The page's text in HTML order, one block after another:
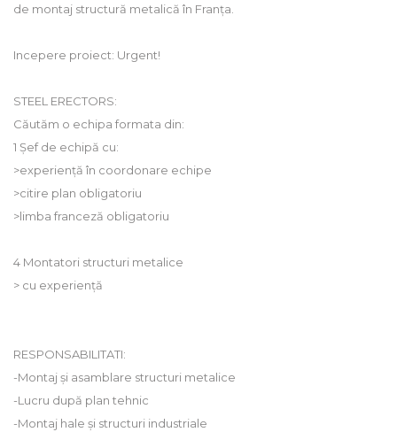
de montaj structură metalică în Franța.
Incepere proiect: Urgent!
STEEL ERECTORS:
Căutăm o echipa formata din:
1 Șef de echipă cu:
>experiență în coordonare echipe
>citire plan obligatoriu
>limba franceză obligatoriu
4 Montatori structuri metalice
> cu experiență
RESPONSABILITATI:
-Montaj și asamblare structuri metalice
-Lucru după plan tehnic
-Montaj hale și structuri industriale